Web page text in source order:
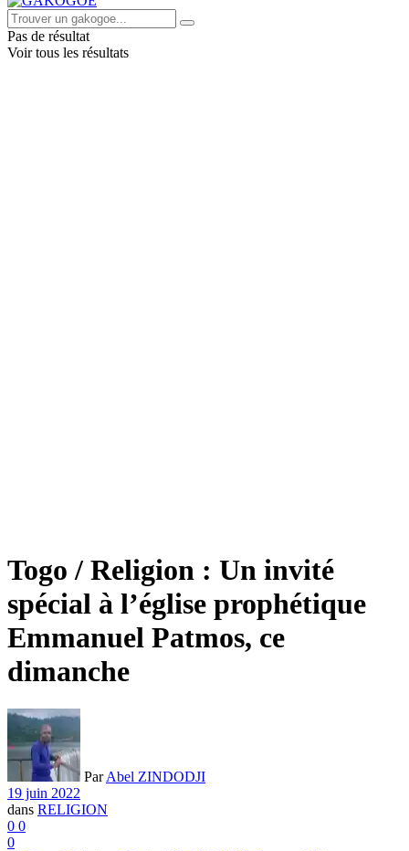
Pas de résultat
Voir tous les résultats
Togo / Religion : Un invité
spécial à l’église prophétique
Emmanuel Patmos, ce
dimanche
Par Abel ZINDODJI
19 juin 2022
dans RELIGION
0 0
0